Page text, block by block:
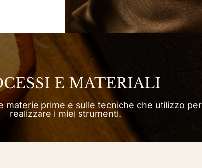
E MATERIALI
materie prime e sulle tecniche che utilizzo per
realizzare i miei strumenti.